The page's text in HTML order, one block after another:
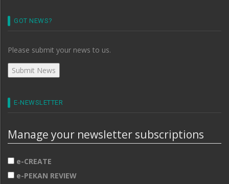
GOT NEWS?
Please submit your news to us.
E-NEWSLETTER
Manage your newsletter subscriptions
e-CREATE
e-PEKAN REVIEW